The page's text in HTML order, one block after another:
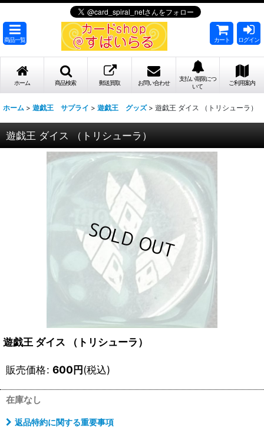
商品一覧 カート ログイン
ホーム 商品検索 郵送買取 お問い合わせ
支払い期限につ
いて
ご利用案内
ホーム > 遊戯王 サプライ > 遊戯王 グッズ > 遊戯王 ダイス （トリシューラ）
遊戯王 ダイス （トリシューラ）
遊戯王 ダイス （トリシューラ）
販売価格: 600円(税込)
在庫なし
返品特約に関する重要事項